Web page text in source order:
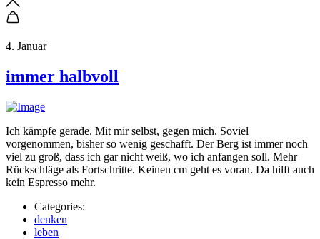
4. Januar
immer halbvoll
Ich kämpfe gerade. Mit mir selbst, gegen mich. Soviel
vorgenommen, bisher so wenig geschafft. Der Berg ist immer noch
viel zu groß, dass ich gar nicht weiß, wo ich anfangen soll. Mehr
Rückschläge als Fortschritte. Keinen cm geht es voran. Da hilft auch
kein Espresso mehr.
Categories:
denken
leben